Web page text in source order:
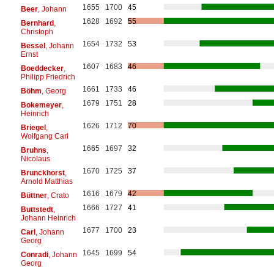
Beer, Johann 1655 1700
45
Bernhard,
Christoph
1628 1692 55
Bessel, Johann
Ernst
1654 1732 53
Boeddecker,
Philipp Friedrich
1607 1683 46
Böhm , Georg 1661 1733
46
Bokemeyer,
Heinrich
1679 1751 28
Briegel,
Wolfgang Carl
1626 1712 70
Bruhns
Nicolaus
1665 1697 32
Brunckhorst,
Arnold Matthias
1670 1725 37
Büttner, Crato 1616 1679
42
Buttstedt,
Johann Heinrich
1666 1727 41
Carl, Johann
Georg
1677 1700 23
Conradi, Johann
Georg
1645 1699 54